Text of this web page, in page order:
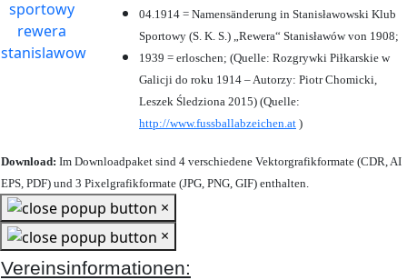
04.1914 = Namensänderung in Stanisławowski Klub
Sportowy (S. K. S.) „Rewera“ Stanisławów von 1908;
1939 = erloschen; (Quelle: Rozgrywki Piłkarskie w
Galicji do roku 1914 – Autorzy: Piotr Chomicki,
Leszek Śledziona 2015) (Quelle:
http://www.fussballabzeichen.at )
Download: Im Downloadpaket sind 4 verschiedene Vektorgrafikformate (CDR, AI
EPS, PDF) und 3 Pixelgrafikformate (JPG, PNG, GIF) enthalten.
×
×
Vereinsinformationen: